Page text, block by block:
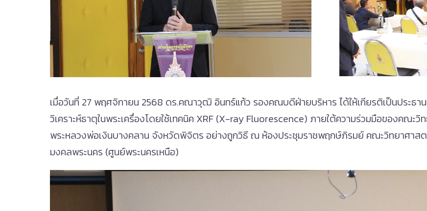
เมื่อวันที่ 27 พฤศจิกายน 2568 ดร.คณาวุฒิ อินทร์แก้ว รองคณบดีฝ่ายบริหาร ได้ให้เกียรติเป็นประธา
วิเคราะห์ธาตุในพระเครื่องโดยใช้เทคนิค XRF (X-ray Fluorescence) ภายใต้ความร่วมมือของคณะ
พระหลวงพ่อเงินบางคลาน จังหวัดพิจิตร อย่างถูกวิธี ณ ห้องประชุมราชพฤกษ์ภิรมย์ คณะวิทยาศาสต
มงคลพระนคร (ศูนย์พระนครเหนือ)